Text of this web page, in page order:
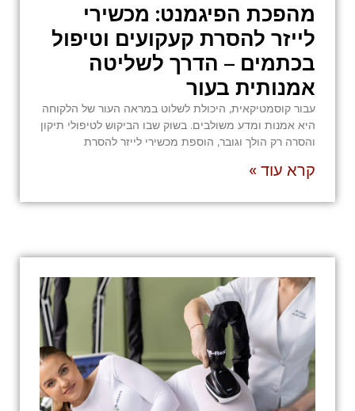
מהפכת הפיגמנט: מכשירי
לייזר להסרת קעקועים וטיפול
בכתמים – הדרך לשליטה
אמנותית בעור
עבור קוסמטיקאית, היכולת לשלוט במראה העור של הלקוחה
היא אמנות ומדע משולבים. בשוק שבו הביקוש לטיפולי תיקון
והסרה רק הולך וגובר, הוספת מכשירי לייזר להסרת
קרא עוד »